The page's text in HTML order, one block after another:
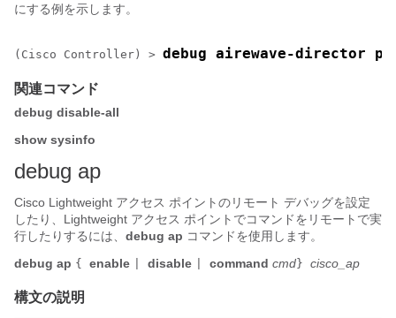
にする例を示します。
(Cisco Controller) > debug airewave-director
関連コマンド
debug disable-all
show sysinfo
debug ap
Cisco Lightweight アクセス ポイントのリモート デバッグを設定
したり、Lightweight アクセス ポイントでコマンドをリモートで実
行したりするには、 debug ap コマンドを使用します。
debug ap { enable disable command cmd } cisco_ap
構文の説明